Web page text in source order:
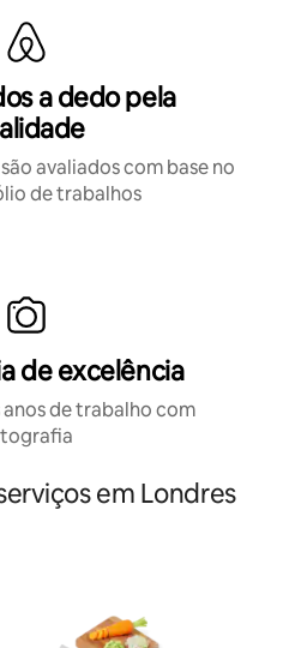
a dedo pela
avaliados com base no
de trabalhos
de excelência
anos de trabalho com
em Londres